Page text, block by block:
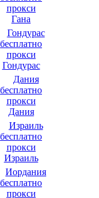
Гана
Гондурас
Дания
Израиль